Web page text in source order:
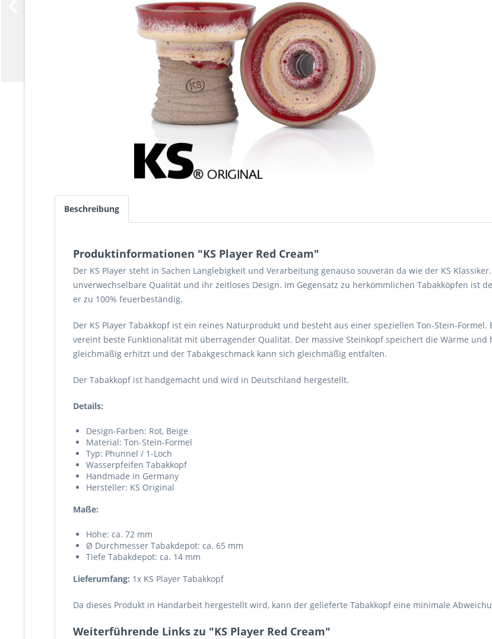
Beschreibung
Produktinformationen "KS Player Red Cream"
Der KS Player steht in Sachen Langlebigkeit und Verarbeitung genauso souverän da wie der KS
unverwechselbare Qualität und ihr zeitloses Design. Im Gegensatz zu herkömmlichen Tabakköpfen ist
er zu 100% feuerbeständig.
Der KS Player Tabakkopf ist ein reines Naturprodukt und besteht aus einer speziellen Ton-Stein-
vereint beste Funktionalität mit überragender Qualität. Der massive Steinkopf speichert die Wärme
gleichmäßig erhitzt und der Tabakgeschmack kann sich gleichmäßig entfalten.
Der Tabakkopf ist handgemacht und wird in Deutschland hergestellt.
Details:
Design-Farben: Rot, Beige
Material: Ton-Stein-Formel
Typ: Phunnel / 1-Loch
Wasserpfeifen Tabakkopf
Handmade in Germany
Hersteller: KS Original
Maße:
Höhe: ca. 72 mm
Ø Durchmesser Tabakdepot: ca. 65 mm
Tiefe Tabakdepot: ca. 14 mm
Lieferumfang: 1x KS Player Tabakkopf
Da dieses Produkt in Handarbeit hergestellt wird, kann der gelieferte Tabakkopf eine minimale
Weiterführende Links zu "KS Player Red Cream"